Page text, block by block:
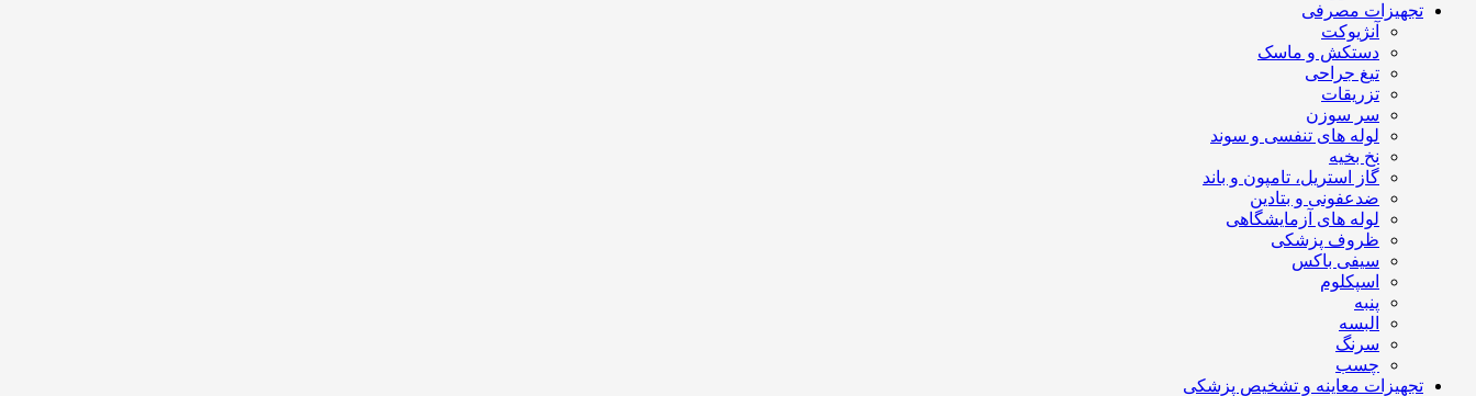
تجهیزات مصرفی
آنژیوکت
دستکش و ماسک
تیغ جراحی
تزریقات
سر سوزن
لوله های تنفسی و سوند
نخ بخیه
گاز استریل، تامپون و باند
ضدعفونی و بتادین
لوله های آزمایشگاهی
ظروف پزشکی
سیفی باکس
اسپکلوم
پنبه
البسه
سرنگ
چسب
تجهیزات معاینه و تشخیص پزشکی